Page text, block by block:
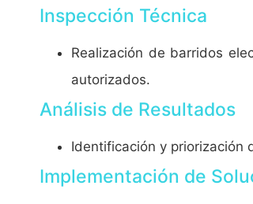
Inspección Técnica
Realización de barridos
autorizados.
Análisis de Resultados
Identificación y priorización
Implementación de